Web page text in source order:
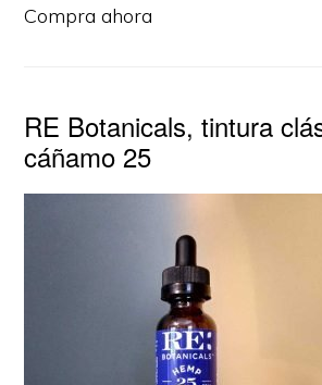
Compra ahora
RE Botanicals, tintura
cáñamo 25
publicitario
POLÍTICA DE COOKIE (UE)
DESCARGO DE